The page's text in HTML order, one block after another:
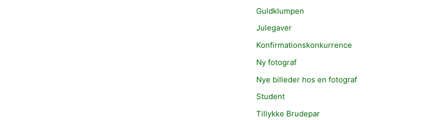
Guldklumpen
Julegaver
Konfirmationskonkurrence
Ny fotograf
Nye billeder hos en fotograf
Student
Tillykke Brudepar